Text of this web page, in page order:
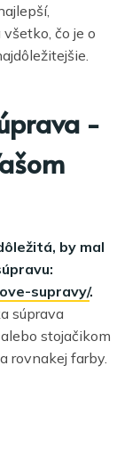
čo je o
-
by mal
supravy/.
súprava
stojačikom
rovnakej farby.